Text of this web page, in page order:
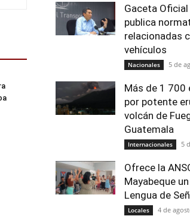
Gaceta Oficial
publica
relacionadas
vehículos
Nacionales 5 de
Más de 1 700
por potente
volcán de
Guatemala
Internacionales 5
Ofrece la
Mayabeque
Lengua de
Locales 4 de